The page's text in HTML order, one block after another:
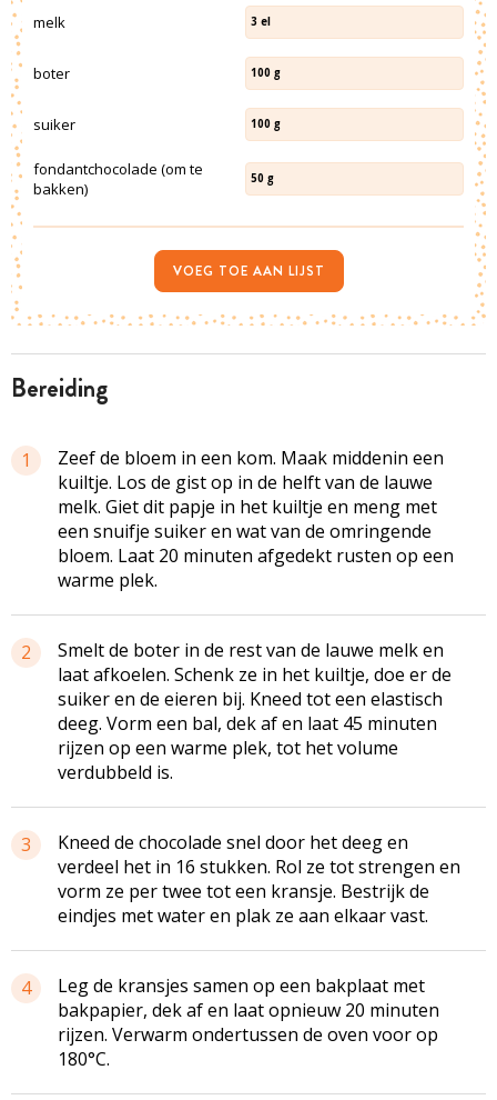
bereiding
1
Zeef de bloem in een kom. Maak middenin een
kuiltje. Los de gist op in de helft van de lauwe
melk. Giet dit papje in het kuiltje en meng met
een snuifje suiker en wat van de omringende
bloem. Laat 20 minuten afgedekt rusten op een
warme plek.
2
Smelt de boter in de rest van de lauwe melk en
laat afkoelen. Schenk ze in het kuiltje, doe er de
suiker en de eieren bij. Kneed tot een elastisch
deeg. Vorm een bal, dek af en laat 45 minuten
rijzen op een warme plek, tot het volume
verdubbeld is.
3
Kneed de chocolade snel door het deeg en
verdeel het in 16 stukken. Rol ze tot strengen en
vorm ze per twee tot een kransje. Bestrijk de
eindjes met water en plak ze aan elkaar vast.
4
Leg de kransjes samen op een bakplaat met
bakpapier, dek af en laat opnieuw 20 minuten
rijzen. Verwarm ondertussen de oven voor op
180°C.
melk 3 el
boter 100 g
suiker 100 g
fondantchocolade (om te
bakken)
50 g
VOEG TOE AAN LIJST